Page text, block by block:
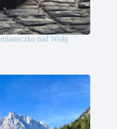
nad Wisłą